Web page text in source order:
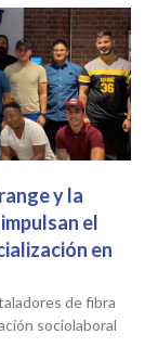
y la
el
en
de fibra
sociolaboral